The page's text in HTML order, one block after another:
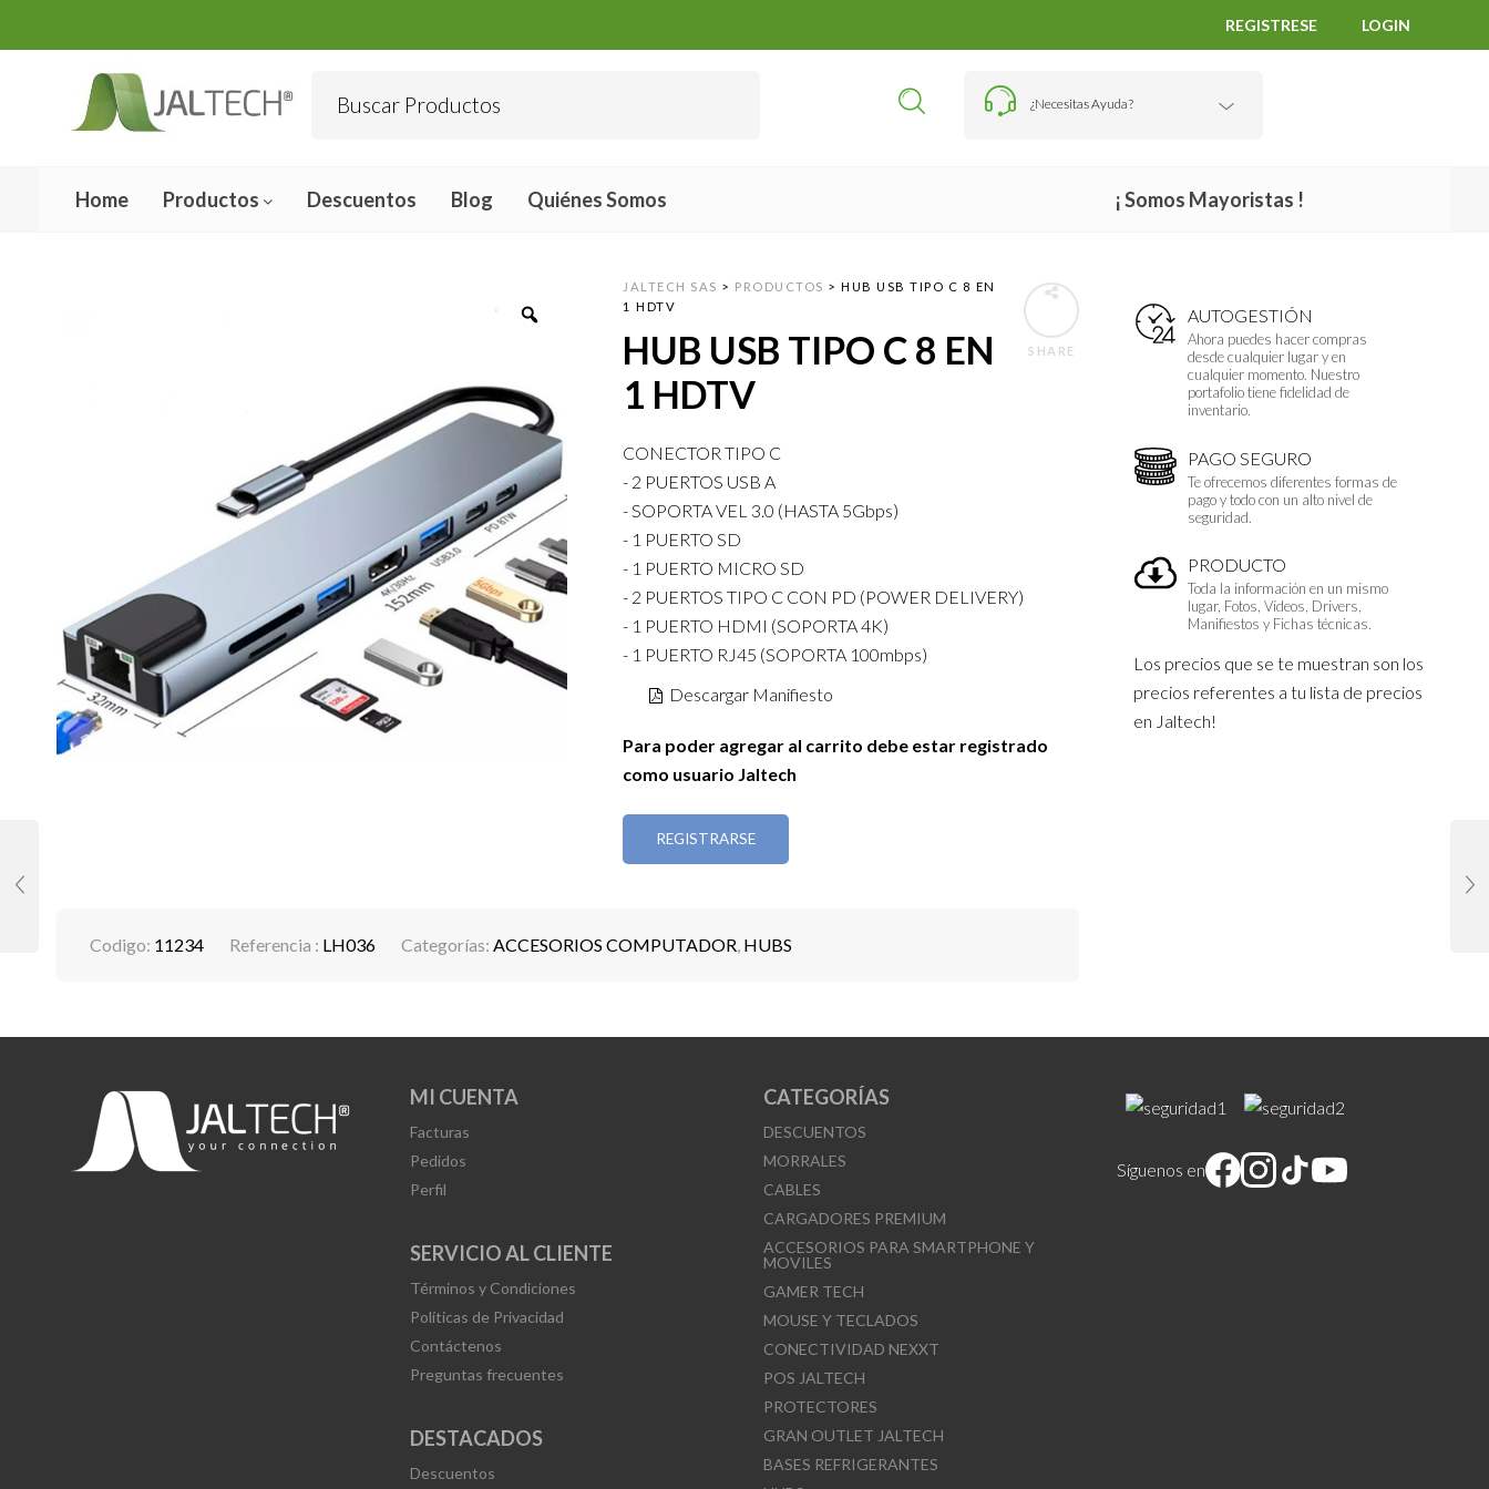
REGISTRESE LOGIN
¿Necesitas Ayuda?
Home Productos Descuentos Blog Quiénes Somos ¡ Somos Mayoristas !
AUTOGESTIÓN
Ahora puedes hacer compras
desde cualquier lugar y en
cualquier momento. Nuestro
portafolio tiene fidelidad de
inventario.
PAGO SEGURO
Te ofrecemos diferentes formas de
pago y todo con un alto nivel de
seguridad.
PRODUCTO
Toda la información en un mismo
lugar, Fotos, Vídeos, Drivers,
Manifiestos y Fichas técnicas.
Los precios que se te muestran son los
precios referentes a tu lista de precios
en Jaltech!
SHARE
JALTECH SAS > PRODUCTOS >HUB USB TIPO C 8 EN
1 HDTV
HUB USB TIPO C 8 EN
1 HDTV
CONECTOR TIPO C
- 2 PUERTOS USB A
- SOPORTA VEL 3.0 (HASTA 5Gbps)
- 1 PUERTO SD
- 1 PUERTO MICRO SD
- 2 PUERTOS TIPO C CON PD (POWER DELIVERY)
- 1 PUERTO HDMI (SOPORTA 4K)
- 1 PUERTO RJ45 (SOPORTA 100mbps)
Descargar Manifiesto
Para poder agregar al carrito debe estar registrado
como usuario Jaltech
REGISTRARSE
Codigo: 11234 Referencia : LH036 Categorías: ACCESORIOS COMPUTADOR, HUBS
MI CUENTA
Facturas
Pedidos
Perfil
SERVICIO AL CLIENTE
Términos y Condiciones
Políticas de Privacidad
Contáctenos
Preguntas frecuentes
DESTACADOS
Descuentos
CATEGORÍAS
DESCUENTOS
MORRALES
CABLES
CARGADORES PREMIUM
ACCESORIOS PARA SMARTPHONE Y
MOVILES
GAMER TECH
MOUSE Y TECLADOS
CONECTIVIDAD NEXXT
POS JALTECH
PROTECTORES
GRAN OUTLET JALTECH
BASES REFRIGERANTES
Síguenos en